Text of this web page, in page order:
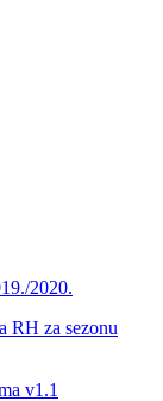
2020.
RH za sezonu
v1.1